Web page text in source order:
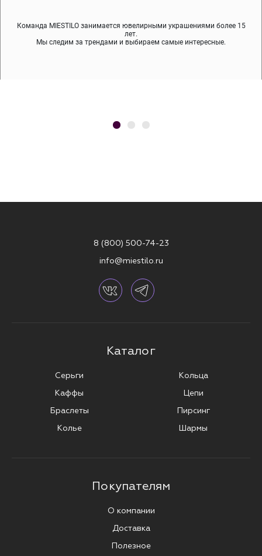
Команда MIESTILO занимается ювелирными украшениями более 15
лет.
Мы следим за трендами и выбираем самые интересные.
Мы используем покрытие (родий, ювелирный сплав), которое не
содержит никеля и свинца — это исключает аллергию.
Во время доставки спокойно примеряйте украшения, выбирайте те,
что вам нравятся, остальные заберёт курьер.
8 (800) 500-74-23
info@miestilo.ru
Каталог
Серьги
Каффы
Браслеты
Колье
Кольца
Цепи
Пирсинг
Шармы
Покупателям
О компании
Доставка
Полезное